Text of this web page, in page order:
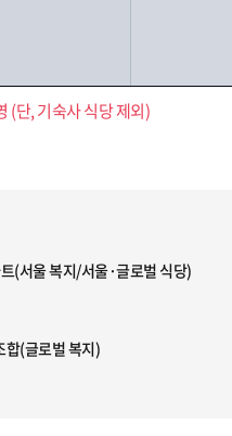
(단, 기숙사 식당 제외)
(서울 복지/서울·글로벌 식당)
합(글로벌 복지)